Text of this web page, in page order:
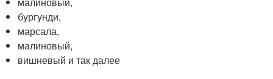
бургунди,
марсала,
малиновый,
вишневый и так далее